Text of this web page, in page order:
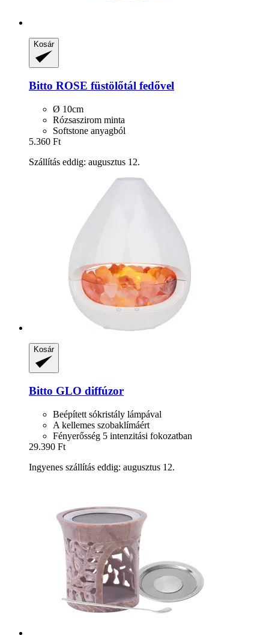
Kosár
Bitto ROSE füstölőtál fedővel
Ø 10cm
Rózsaszirom minta
Softstone anyagból
5.360 Ft
Szállítás eddig: augusztus 12.
Kosár
Bitto GLO diffúzor
Beépített sókristály lámpával
A kellemes szobaklímáért
Fényerősség 5 intenzitási fokozatban
29.390 Ft
Ingyenes szállítás eddig: augusztus 12.